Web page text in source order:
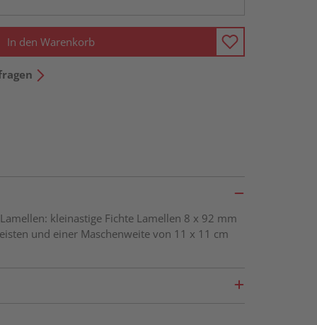
In den Warenkorb
kleinastige Fichte Lamellen 8 x 92 mm
und einer Maschenweite von 11 x 11 cm